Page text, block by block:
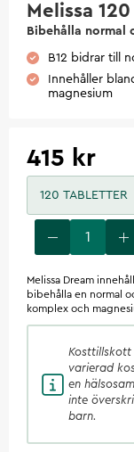
Melissa
Bibehålla normal
B12 bidrar till
Innehåller
magnesium
415 kr
120 TABLETTER
Melissa Dream
bibehålla en normal
komplex och
Kosttillskott
varierad
en
inte
barn.